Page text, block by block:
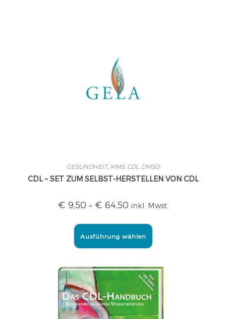
GESUNDHEIT, MMS, CDL, DMSO
CDL – SET ZUM SELBST-HERSTELLEN VON CDL
€ 9,50 – € 64,50 inkl. Mwst.
Ausführung wählen